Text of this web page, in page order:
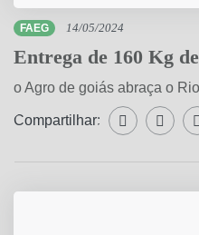
FAEG 14/05/2024
Entrega de 160 Kg
o Agro de goiás abraça o
Compartilhar: